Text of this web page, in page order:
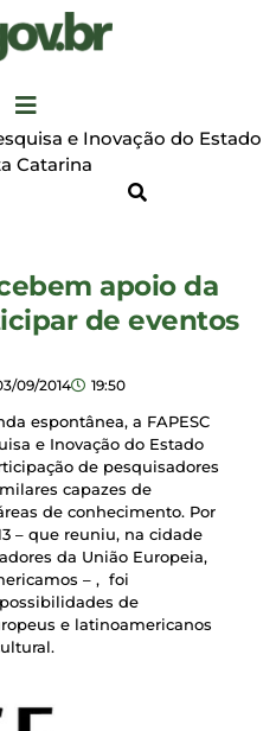
e Inovação do Estado
Catarina
apoio da
de eventos
09/2014 19:50
espontânea, a FAPESC
e Inovação do Estado
de pesquisadores
capazes de
de conhecimento. Por
– que reuniu, na cidade
da União Europeia,
– , foi
de
e latinoamericanos